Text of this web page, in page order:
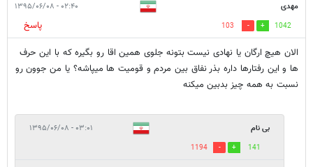
مهدی ۰۲:۴۰ - ۱۳۹۵/۰۶/۰۸
1042
103
پاسخ
الان هیچ ارگان یا نهادی نیست بتونه جلوی همین اقا رو بگیره که با این حرف
ها و این رفتارها داره بذر نفاق بین مردم و قومیت ها میپاشه؟ یا من جوون رو
نسبت به همه چیز بدبین میکنه
بی نام ۰۳:۰۱ - ۱۳۹۵/۰۶/۰۸
141
1194